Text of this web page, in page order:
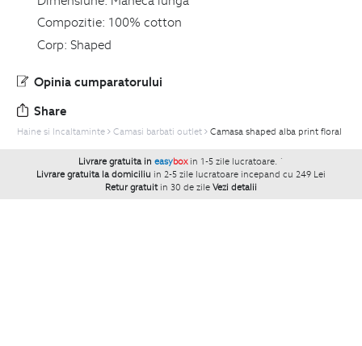
Compozitie: 100% cotton
Corp: Shaped
Opinia cumparatorului
Share
Haine si Incaltaminte Camasi barbati outlet Camasa shaped alba print floral
Livrare gratuita in easybox in 1-5 zile lucratoare. `
Livrare gratuita la domiciliu in 2-5 zile lucratoare incepand cu 249 Lei
Retur gratuit in 30 de zile Vezi detalii